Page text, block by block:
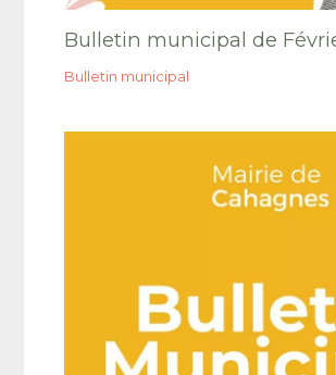
Bulletin municipal de
Bulletin municipal